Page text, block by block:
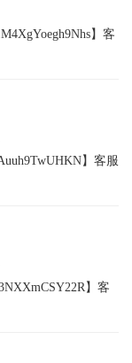
】客
】客服
】客